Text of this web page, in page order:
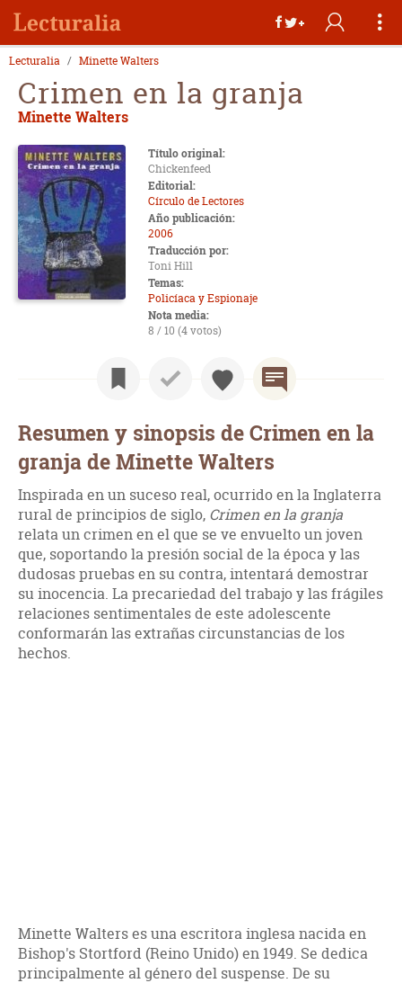
Lecturalia Minette Walters
Crimen en la granja
Minette Walters
Título original:
Chickenfeed
Editorial:
Círculo de Lectores
Año publicación:
2006
Traducción por:
Toni Hill
Temas:
Policíaca y Espionaje
Nota media:
8 / 10 (4 votos)
Resumen y sinopsis de Crimen en la
granja de Minette Walters
Inspirada en un suceso real, ocurrido en la Inglaterra
rural de principios de siglo, Crimen en la granja
relata un crimen en el que se ve envuelto un joven
que, soportando la presión social de la época y las
dudosas pruebas en su contra, intentará demostrar
su inocencia. La precariedad del trabajo y las frágiles
relaciones sentimentales de este adolescente
conformarán las extrañas circunstancias de los
hechos.
Minette Walters es una escritora inglesa nacida en
Bishop's Stortford (Reino Unido) en 1949. Se dedica
principalmente al género del suspense. De su